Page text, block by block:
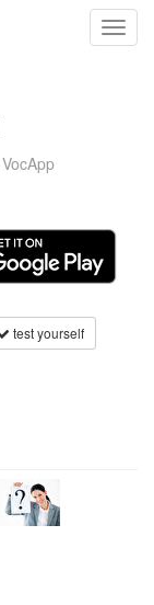
VocApp
test yourself